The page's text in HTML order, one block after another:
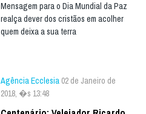
Mensagem para o Dia Mundial da Paz
realça dever dos cristãos em acolher
quem deixa a sua terra
Agência Ecclesia 02 de Janeiro de
2018, �s 13:48